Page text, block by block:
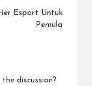
Esport Untuk
Pemula
discussion?